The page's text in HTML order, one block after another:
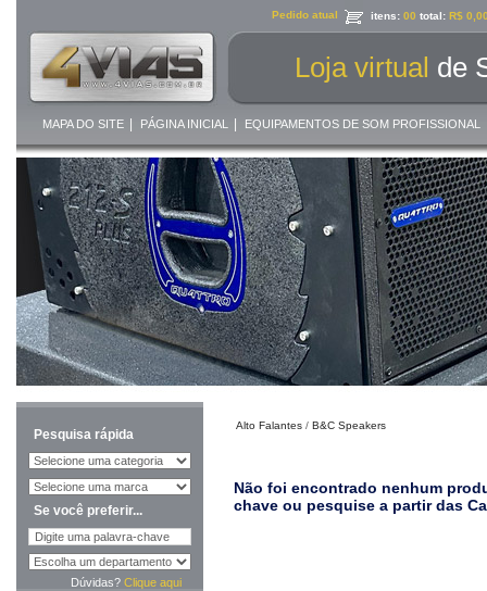
Pedido atual itens: 00 total: R$
Loja virtual de
MAPA DO SITE| PÁGINA INICIAL | EQUIPAMENTOS DE SOM PROFISSIONAL
Pesquisa rápida
Se você preferir...
Dúvidas? Clique aqui
Alto Falantes / B&C Speakers
Não foi encontrado nenhum
chave ou pesquise a partir das